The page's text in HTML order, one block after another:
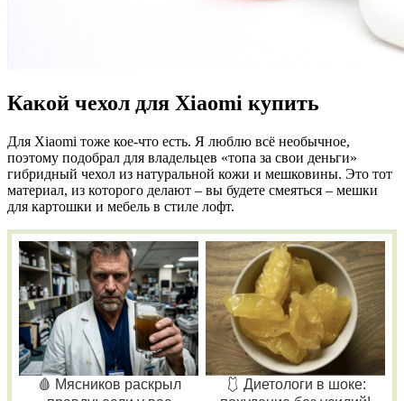
Какой чехол для Xiaomi купить
Для Xiaomi тоже кое-что есть. Я люблю всё необычное,
поэтому подобрал для владельцев «топа за свои деньги»
гибридный чехол из натуральной кожи и мешковины. Это тот
материал, из которого делают – вы будете смеяться – мешки
для картошки и мебель в стиле лофт.
🩸 Мясников раскрыл
🩱 Диетологи в шоке: